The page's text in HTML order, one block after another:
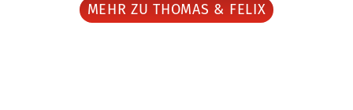
MEHR ZU THOMAS & FELIX